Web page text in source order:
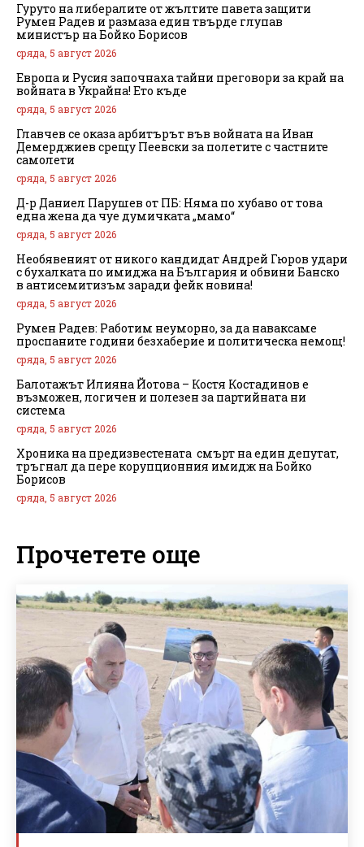
Гуруто на либералите от жълтите павета защити
Румен Радев и размаза един твърде глупав
министър на Бойко Борисов
сряда, 5 август 2026
Европа и Русия започнаха тайни преговори за край на
войната в Украйна! Ето къде
сряда, 5 август 2026
Главчев се оказа арбитърът във войната на Иван
Демерджиев срещу Пеевски за полетите с частните
самолети
сряда, 5 август 2026
Д-р Даниел Парушев от ПБ: Няма по хубаво от това
една жена да чуе думичката „мамо“
сряда, 5 август 2026
Необявеният от никого кандидат Андрей Гюров удари
с бухалката по имиджа на България и обвини Банско
в антисемитизъм заради фейк новина!
сряда, 5 август 2026
Румен Радев: Работим неуморно, за да наваксаме
проспаните години безхаберие и политическа немощ!
сряда, 5 август 2026
Балотажът Илияна Йотова – Костя Костадинов е
възможен, логичен и полезен за партийната ни
система
сряда, 5 август 2026
Хроника на предизвестената смърт на един депутат,
тръгнал да пере корупционния имидж на Бойко
Борисов
сряда, 5 август 2026
Прочетете още